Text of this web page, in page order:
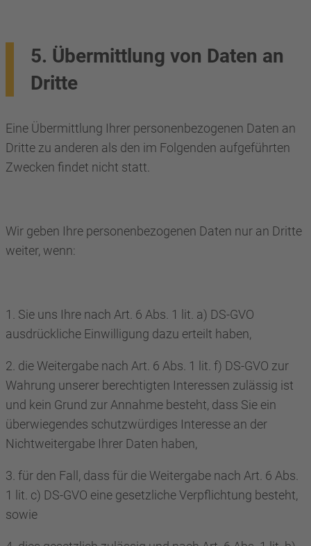
5. Übermittlung von Daten an
Dritte
Eine Übermittlung Ihrer personenbezogenen Daten an
Dritte zu anderen als den im Folgenden aufgeführten
Zwecken findet nicht statt.
Wir geben Ihre personenbezogenen Daten nur an Dritte
weiter, wenn:
1. Sie uns Ihre nach Art. 6 Abs. 1 lit. a) DS-GVO
ausdrückliche Einwilligung dazu erteilt haben,
2. die Weitergabe nach Art. 6 Abs. 1 lit. f) DS-GVO zur
Wahrung unserer berechtigten Interessen zulässig ist
und kein Grund zur Annahme besteht, dass Sie ein
überwiegendes schutzwürdiges Interesse an der
Nichtweitergabe Ihrer Daten haben,
3. für den Fall, dass für die Weitergabe nach Art. 6 Abs.
1 lit. c) DS-GVO eine gesetzliche Verpflichtung besteht,
sowie